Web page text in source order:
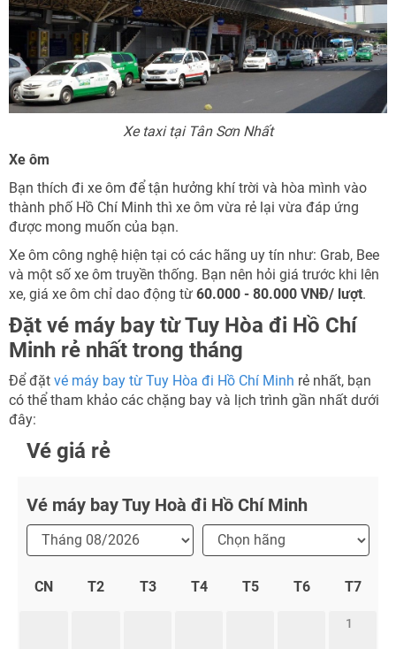
Xe taxi tại Tân Sơn Nhất
Xe ôm
Bạn thích đi xe ôm để tận hưởng khí trời và hòa mình vào
thành phố Hồ Chí Minh thì xe ôm vừa rẻ lại vừa đáp ứng
được mong muốn của bạn.
Xe ôm công nghệ hiện tại có các hãng uy tín như: Grab, Bee
và một số xe ôm truyền thống. Bạn nên hỏi giá trước khi lên
xe, giá xe ôm chỉ dao động từ 60.000 - 80.000 VNĐ/ lượt.
Đặt vé máy bay từ Tuy Hòa đi Hồ Chí
Minh rẻ nhất trong tháng
Để đặt vé máy bay từ Tuy Hòa đi Hồ Chí Minh rẻ nhất, bạn
có thể tham khảo các chặng bay và lịch trình gần nhất dưới
đây:
Vé giá rẻ
Vé máy bay Tuy Hoà đi Hồ Chí Minh
CN T2 T3 T4 T5 T6 T7
1